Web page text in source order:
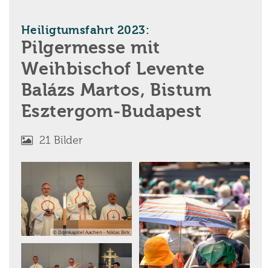
Heiligtumsfahrt 2023:
Pilgermesse mit
Weihbischof Levente
Balázs Martos, Bistum
Esztergom-Budapest
21 Bilder
© Domkapitel Aachen - Niklas Birk